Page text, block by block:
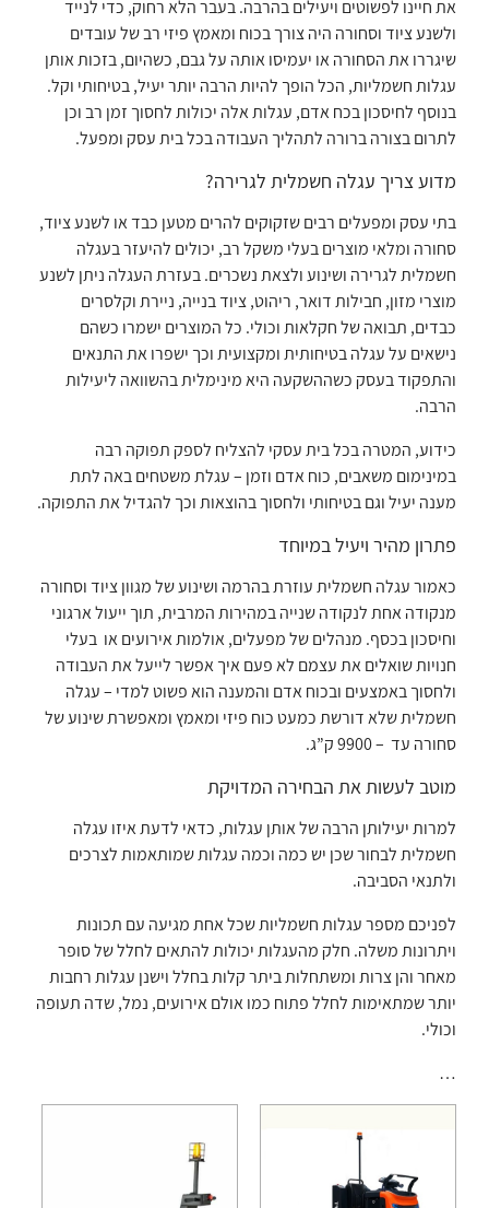
את חיינו לפשוטים ויעילים בהרבה. בעבר הלא רחוק, כדי לנייד
ולשנע ציוד וסחורה היה צורך בכוח ומאמץ פיזי רב של עובדים
שיגררו את הסחורה או יעמיסו אותה על גבם, כשהיום, בזכות אותן
עגלות חשמליות, הכל הופך להיות הרבה יותר יעיל, בטיחותי וקל.
בנוסף לחיסכון בכח אדם, עגלות אלה יכולות לחסוך זמן רב וכן
לתרום בצורה ברורה לתהליך העבודה בכל בית עסק ומפעל.
מדוע צריך עגלה חשמלית לגרירה?
בתי עסק ומפעלים רבים שזקוקים להרים מטען כבד או לשנע ציוד,
סחורה ומלאי מוצרים בעלי משקל רב, יכולים להיעזר בעגלה
חשמלית לגרירה ושינוע ולצאת נשכרים. בעזרת העגלה ניתן לשנע
מוצרי מזון, חבילות דואר, ריהוט, ציוד בנייה, ניירת וקלסרים
כבדים, תבואה של חקלאות וכולי. כל המוצרים ישמרו כשהם
נישאים על עגלה בטיחותית ומקצועית וכך ישפרו את התנאים
והתפקוד בעסק כשההשקעה היא מינימלית בהשוואה ליעילות
הרבה.
כידוע, המטרה בכל בית עסקי להצליח לספק תפוקה רבה
במינימום משאבים, כוח אדם וזמן – עגלת משטחים באה לתת
מענה יעיל וגם בטיחותי ולחסוך בהוצאות וכך להגדיל את התפוקה.
פתרון מהיר ויעיל במיוחד
כאמור עגלה חשמלית עוזרת בהרמה ושינוע של מגוון ציוד וסחורה
מנקודה אחת לנקודה שנייה במהירות המרבית, תוך ייעול ארגוני
וחיסכון בכסף. מנהלים של מפעלים, אולמות אירועים או בעלי
חנויות שואלים את עצמם לא פעם איך אפשר לייעל את העבודה
ולחסוך באמצעים ובכוח אדם והמענה הוא פשוט למדי – עגלה
חשמלית שלא דורשת כמעט כוח פיזי ומאמץ ומאפשרת שינוע של
סחורה עד – 9900 ק”ג.
מוטב לעשות את הבחירה המדויקת
למרות יעילותן הרבה של אותן עגלות, כדאי לדעת איזו עגלה
חשמלית לבחור שכן יש כמה וכמה עגלות שמותאמות לצרכים
ולתנאי הסביבה.
לפניכם מספר עגלות חשמליות שכל אחת מגיעה עם תכונות
ויתרונות משלה. חלק מהעגלות יכולות להתאים לחלל של סופר
מאחר והן צרות ומשתחלות ביתר קלות בחלל וישנן עגלות רחבות
יותר שמתאימות לחלל פתוח כמו אולם אירועים, נמל, שדה תעופה
וכולי.
…